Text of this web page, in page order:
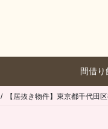
間借
【居抜き物件】東京都千代田